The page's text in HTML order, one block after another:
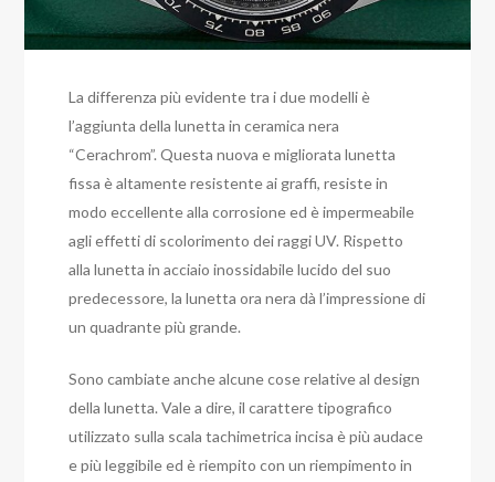
La differenza più evidente tra i due modelli è
l’aggiunta della lunetta in ceramica nera
“Cerachrom”. Questa nuova e migliorata lunetta
fissa è altamente resistente ai graffi, resiste in
modo eccellente alla corrosione ed è impermeabile
agli effetti di scolorimento dei raggi UV. Rispetto
alla lunetta in acciaio inossidabile lucido del suo
predecessore, la lunetta ora nera dà l’impressione di
un quadrante più grande.
Sono cambiate anche alcune cose relative al design
della lunetta. Vale a dire, il carattere tipografico
utilizzato sulla scala tachimetrica incisa è più audace
e più leggibile ed è riempito con un riempimento in